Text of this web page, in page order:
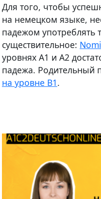
Для того, чтобы
на немецком языке,
падежом употреблять
существительное:
уровнях А1 и А2
падежа. Родительный
на уровне В1.